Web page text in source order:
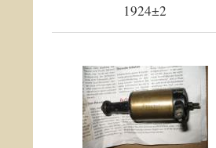
1924±2